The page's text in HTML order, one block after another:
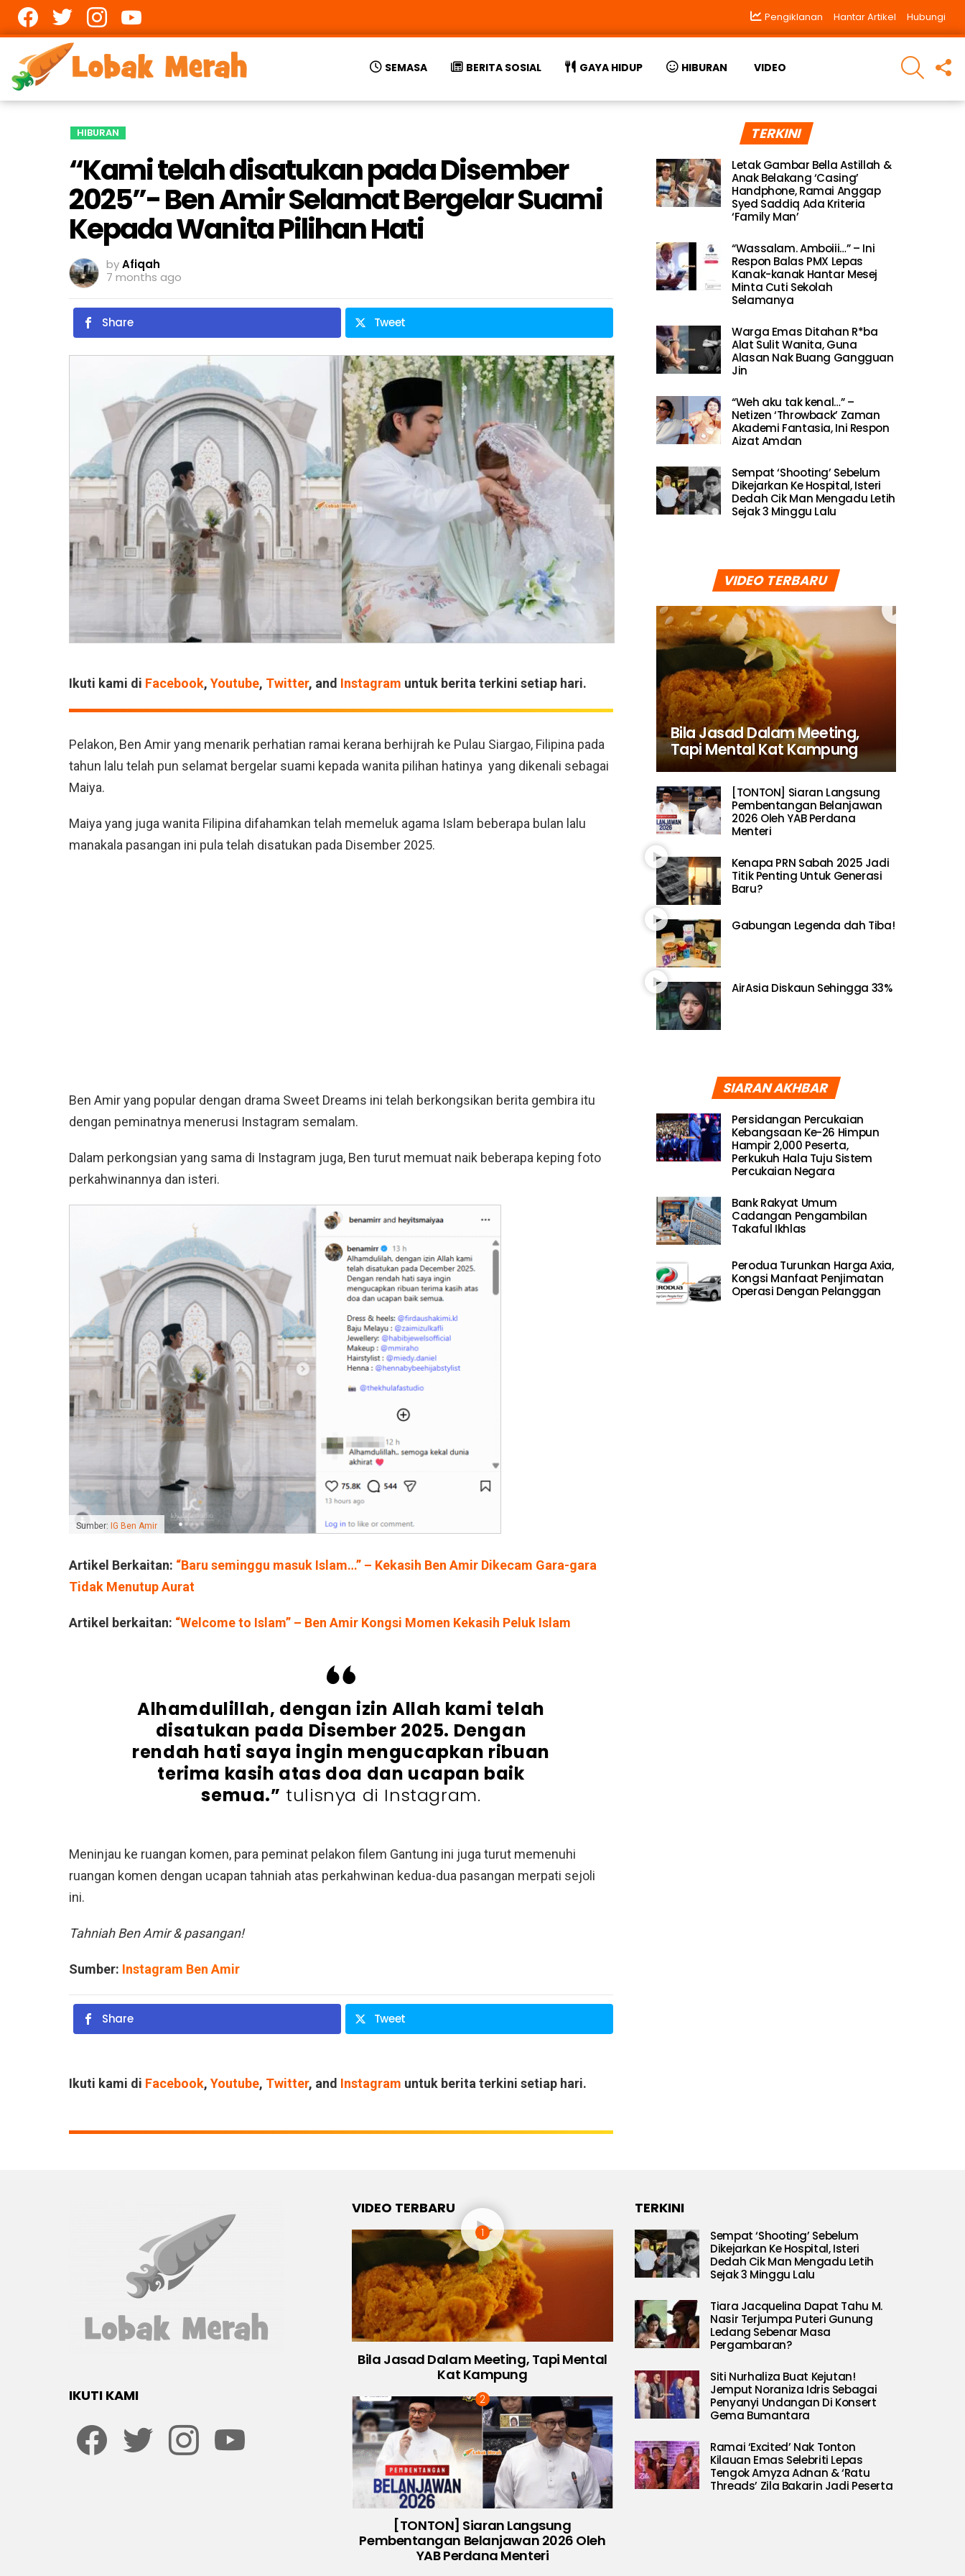
Pengiklanan Hantar Artikel Hubungi
SEMASA BERITA SOSIAL GAYA HIDUP HIBURAN VIDEO
SEARCH
HIBURAN
“Kami telah disatukan pada Disember
2025”- Ben Amir Selamat Bergelar Suami
Kepada Wanita Pilihan Hati
byAfiqah
7 months ago
Share Tweet
Ikuti kami di Facebook, Youtube, Twitter, and Instagram untuk berita terkini setiap hari.
Pelakon, Ben Amir yang menarik perhatian ramai kerana berhijrah ke Pulau Siargao, Filipina pada
tahun lalu telah pun selamat bergelar suami kepada wanita pilihan hatinya yang dikenali sebagai
Maiya.
Maiya yang juga wanita Filipina difahamkan telah memeluk agama Islam beberapa bulan lalu
manakala pasangan ini pula telah disatukan pada Disember 2025.
Ben Amir yang popular dengan drama Sweet Dreams ini telah berkongsikan berita gembira itu
dengan peminatnya menerusi Instagram semalam.
Dalam perkongsian yang sama di Instagram juga, Ben turut memuat naik beberapa keping foto
perkahwinannya dan isteri.
Sumber: IG Ben Amir
Artikel Berkaitan: “Baru seminggu masuk Islam…” – Kekasih Ben Amir Dikecam Gara-gara
Tidak Menutup Aurat
Artikel berkaitan: “Welcome to Islam” – Ben Amir Kongsi Momen Kekasih Peluk Islam
Alhamdulillah, dengan izin Allah kami telah
disatukan pada Disember 2025. Dengan
rendah hati saya ingin mengucapkan ribuan
terima kasih atas doa dan ucapan baik
semua.” tulisnya di Instagram.
Meninjau ke ruangan komen, para peminat pelakon filem Gantung ini juga turut memenuhi
ruangan komen dengan ucapan tahniah atas perkahwinan kedua-dua pasangan merpati sejoli
ini.
Tahniah Ben Amir & pasangan!
Sumber: Instagram Ben Amir
Share Tweet
Ikuti kami di Facebook, Youtube, Twitter, and Instagram untuk berita terkini setiap hari.
TERKINI
Letak Gambar Bella Astillah &
Anak Belakang ‘Casing’
Handphone, Ramai Anggap
Syed Saddiq Ada Kriteria
‘Family Man’
“Wassalam. Amboiii…” – Ini
Respon Balas PMX Lepas
Kanak-kanak Hantar Mesej
Minta Cuti Sekolah
Selamanya
Warga Emas Ditahan R*ba
Alat Sulit Wanita, Guna
Alasan Nak Buang Gangguan
Jin
“Weh aku tak kenal…” –
Netizen ‘Throwback’ Zaman
Akademi Fantasia, Ini Respon
Aizat Amdan
Sempat ‘Shooting’ Sebelum
Dikejarkan Ke Hospital, Isteri
Dedah Cik Man Mengadu Letih
Sejak 3 Minggu Lalu
VIDEO TERBARU
Bila Jasad Dalam Meeting,
Tapi Mental Kat Kampung
[TONTON] Siaran Langsung
Pembentangan Belanjawan
2026 Oleh YAB Perdana
Menteri
Kenapa PRN Sabah 2025 Jadi
Titik Penting Untuk Generasi
Baru?
Gabungan Legenda dah Tiba!
AirAsia Diskaun Sehingga 33%
SIARAN AKHBAR
Persidangan Percukaian
Kebangsaan Ke-26 Himpun
Hampir 2,000 Peserta,
Perkukuh Hala Tuju Sistem
Percukaian Negara
Bank Rakyat Umum
Cadangan Pengambilan
Takaful Ikhlas
Perodua Turunkan Harga Axia,
Kongsi Manfaat Penjimatan
Operasi Dengan Pelanggan
IKUTI KAMI
VIDEO TERBARU
Bila Jasad Dalam Meeting, Tapi Mental
Kat Kampung
[TONTON] Siaran Langsung
Pembentangan Belanjawan 2026 Oleh
YAB Perdana Menteri
TERKINI
Sempat ‘Shooting’ Sebelum
Dikejarkan Ke Hospital, Isteri
Dedah Cik Man Mengadu Letih
Sejak 3 Minggu Lalu
Tiara Jacquelina Dapat Tahu M.
Nasir Terjumpa Puteri Gunung
Ledang Sebenar Masa
Pergambaran?
Siti Nurhaliza Buat Kejutan!
Jemput Noraniza Idris Sebagai
Penyanyi Undangan Di Konsert
Gema Bumantara
Ramai ‘Excited’ Nak Tonton
Kilauan Emas Selebriti Lepas
Tengok Amyza Adnan & ‘Ratu
Threads’ Zila Bakarin Jadi Peserta